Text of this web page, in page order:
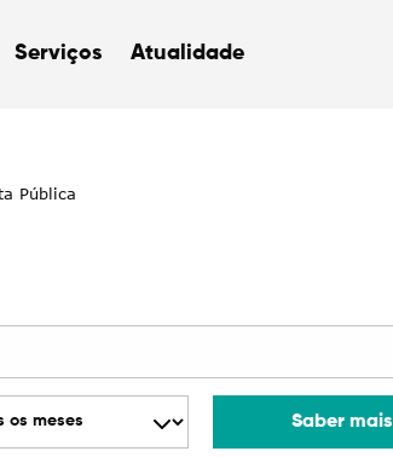
Serviços Atualidade
Pública
Saber mais